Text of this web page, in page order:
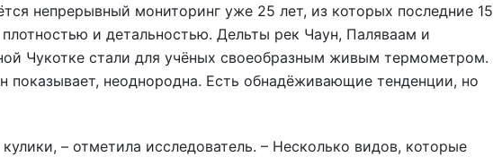
непрерывный мониторинг уже 25 лет, из которых последние 15
и детальностью. Дельты рек Чаун, Паляваам и
Чукотке стали для учёных своеобразным живым термометром.
показывает, неоднородна. Есть обнадёживающие тенденции, но
кулики, – отметила исследователь. – Несколько видов, которые